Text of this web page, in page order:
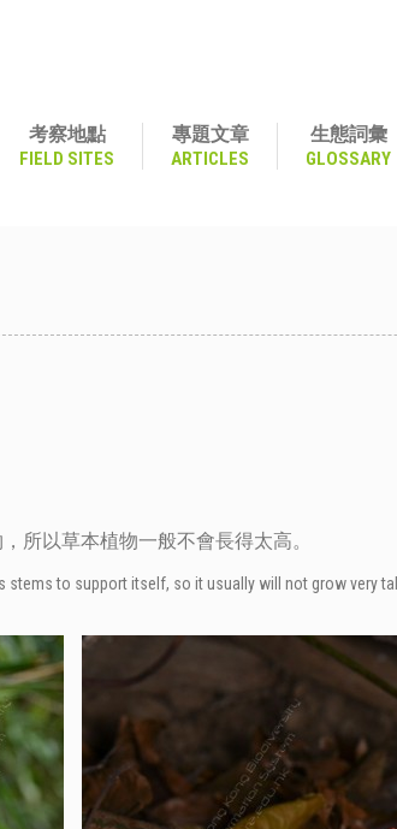
考察地點
FIELD SITES
專題文章
ARTICLES
生態詞彙
GLOSSARY
所以草本植物一般不會長得太高。
to support itself, so it usually will not grow very tall.